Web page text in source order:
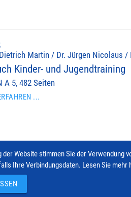
Martin / Dr. Jürgen Nicolaus
Kinder- und Jugendtraining
A 5, 482 Seiten
...
Website stimmen Sie der Verwendung
Ihre Verbindungsdaten. Lesen Sie mehr